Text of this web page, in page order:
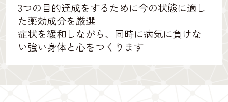
3つの目的達成をするために今の状態に適し
た薬効成分を厳選
症状を緩和しながら、同時に病気に負けな
い強い身体と心をつくります